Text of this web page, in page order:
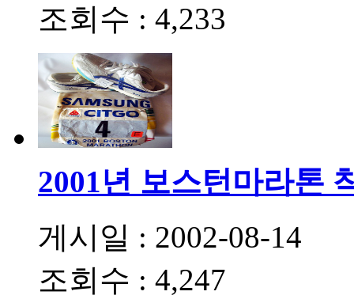
조회수 : 4,233
2001년 보스턴마라톤
게시일 : 2002-08-14
조회수 : 4,247